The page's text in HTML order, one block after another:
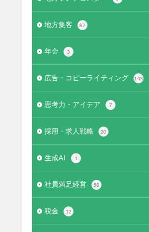
地方集客 87
年金 3
広告・コピーライティング 143
思考力・アイデア 7
採用・求人戦略 20
生成AI 1
社員満足経営 58
税金 12